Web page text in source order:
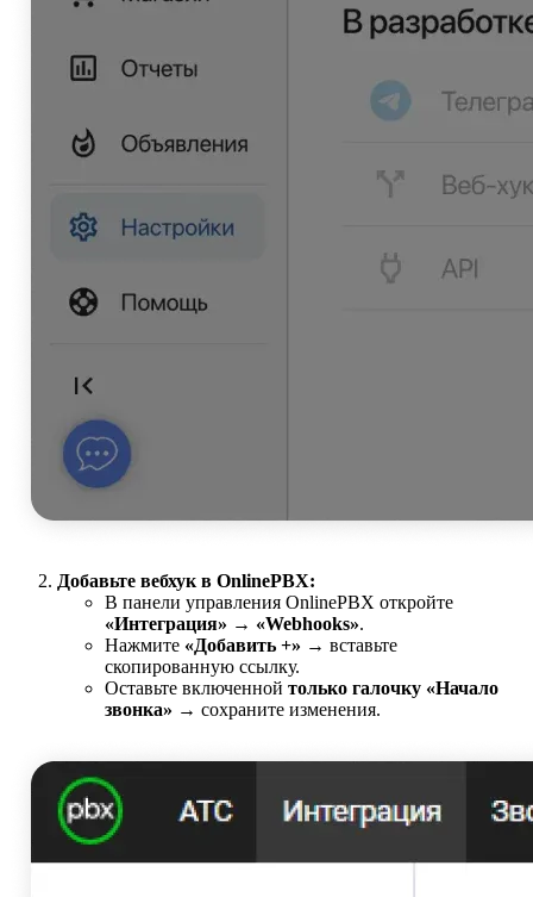
Добавьте вебхук в OnlinePBX:
В панели управления OnlinePBX откройте
«Интеграция» → «Webhooks».
Нажмите «Добавить +» → вставьте
скопированную ссылку.
Оставьте включенной только галочку «Начало
звонка» → сохраните изменения.